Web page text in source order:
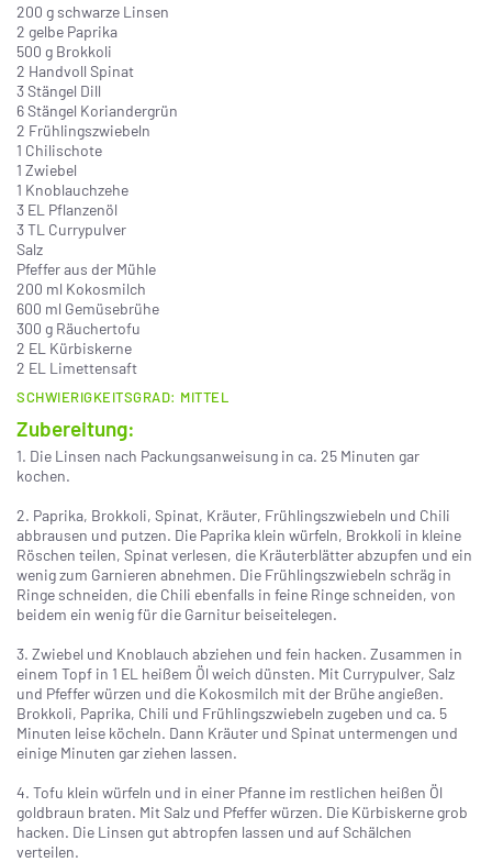
200 g schwarze Linsen
2 gelbe Paprika
500 g Brokkoli
2 Handvoll Spinat
3 Stängel Dill
6 Stängel Koriandergrün
2 Frühlingszwiebeln
1 Chilischote
1 Zwiebel
1 Knoblauchzehe
3 EL Pflanzenöl
3 TL Currypulver
Salz
Pfeffer aus der Mühle
200 ml Kokosmilch
600 ml Gemüsebrühe
300 g Räuchertofu
2 EL Kürbiskerne
2 EL Limettensaft
SCHWIERIGKEITSGRAD: MITTEL
Zubereitung:
1. Die Linsen nach Packungsanweisung in ca. 25 Minuten gar
kochen.
2. Paprika, Brokkoli, Spinat, Kräuter, Frühlingszwiebeln und Chili
abbrausen und putzen. Die Paprika klein würfeln, Brokkoli in kleine
Röschen teilen, Spinat verlesen, die Kräuterblätter abzupfen und ein
wenig zum Garnieren abnehmen. Die Frühlingszwiebeln schräg in
Ringe schneiden, die Chili ebenfalls in feine Ringe schneiden, von
beidem ein wenig für die Garnitur beiseitelegen.
3. Zwiebel und Knoblauch abziehen und fein hacken. Zusammen in
einem Topf in 1 EL heißem Öl weich dünsten. Mit Currypulver, Salz
und Pfeffer würzen und die Kokosmilch mit der Brühe angießen.
Brokkoli, Paprika, Chili und Frühlingszwiebeln zugeben und ca. 5
Minuten leise köcheln. Dann Kräuter und Spinat untermengen und
einige Minuten gar ziehen lassen.
4. Tofu klein würfeln und in einer Pfanne im restlichen heißen Öl
goldbraun braten. Mit Salz und Pfeffer würzen. Die Kürbiskerne grob
hacken. Die Linsen gut abtropfen lassen und auf Schälchen
verteilen.